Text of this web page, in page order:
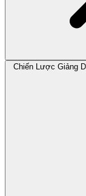
Chiến Lược Giảng